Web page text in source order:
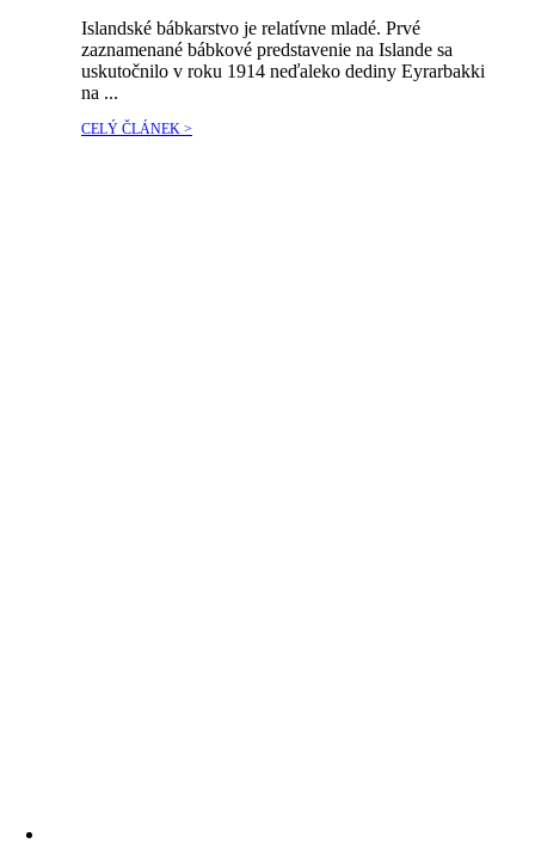
Islandské bábkarstvo je relatívne mladé. Prvé
zaznamenané bábkové predstavenie na Islande sa
uskutočnilo v roku 1914 neďaleko dediny Eyrarbakki
na ...
CELÝ ČLÁNEK >